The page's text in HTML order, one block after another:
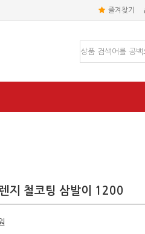
즐겨찾기
지 철코팅 삼발이 1200